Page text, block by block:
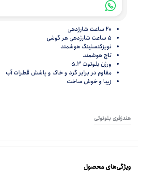
20 ساعت شارژدهی
5 ساعت شارژدهی هر گوشی
نویزکنسلینگ هوشمند
تاچ هوشمند
ورژن بلوتوث 5.3
مقاوم در برابر گرد و خاک و پاشش قطرات آب
زیبا و خوش ساخت
هندزفری بلوتوثی
ویژگی‌های محصول